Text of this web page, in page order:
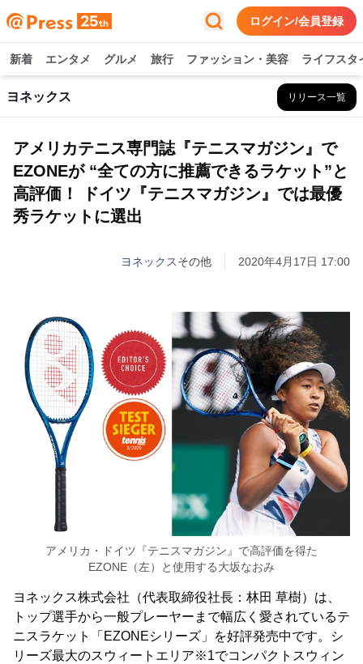
ログイン/会員登録
新着 エンタメ グルメ 旅行 ファッション・美容 ライフスタ
ヨネックス リリース一覧
アメリカテニス専門誌『テニスマガジン』で
EZONEが “全ての方に推薦できるラケット”と
高評価！ ドイツ『テニスマガジン』では最優
秀ラケットに選出
ヨネックスその他 2020年4月17日 17:00
アメリカ・ドイツ『テニスマガジン』で高評価を得た
EZONE（左）と使用する大坂なおみ
ヨネックス株式会社（代表取締役社長：林田 草樹）は、
トップ選手から一般プレーヤーまで幅広く愛されているテ
ニスラケット「EZONEシリーズ」を好評発売中です。シ
リーズ最大のスウィートエリア※1でコンパクトスウィン